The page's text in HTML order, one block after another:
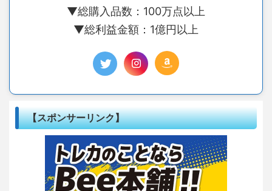
▼総購入品数：100万点以上
▼総利益金額：1億円以上
【スポンサーリンク】